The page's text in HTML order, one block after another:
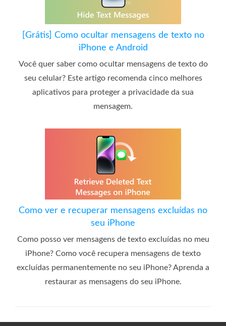
[Grátis] Como ocultar mensagens de texto no
iPhone e Android
Você quer saber como ocultar mensagens de texto do
seu celular? Este artigo recomenda cinco melhores
aplicativos para proteger a privacidade da sua
mensagem.
Como ver e recuperar mensagens excluídas no
seu iPhone
Como posso ver mensagens de texto excluídas no meu
iPhone? Como você recupera mensagens de texto
excluídas permanentemente no seu iPhone? Aprenda a
restaurar as mensagens do seu iPhone.